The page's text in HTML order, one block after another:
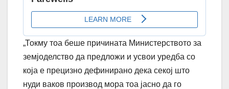
„Токму тоа беше причината Министерството за
земјоделство да предложи и усвои уредба со
која е прецизно дефинирано дека секој што
нуди ваков производ мора тоа јасно да го